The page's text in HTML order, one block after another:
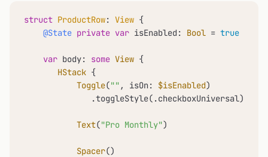
struct ProductRow: View {
@State private var isEnabled: Bool = true
var body: some View {
HStack {
Toggle("" , isOn: $isEnabled)
              .toggleStyle(.checkboxUniversal)
Text("Pro Monthly")
Spacer()